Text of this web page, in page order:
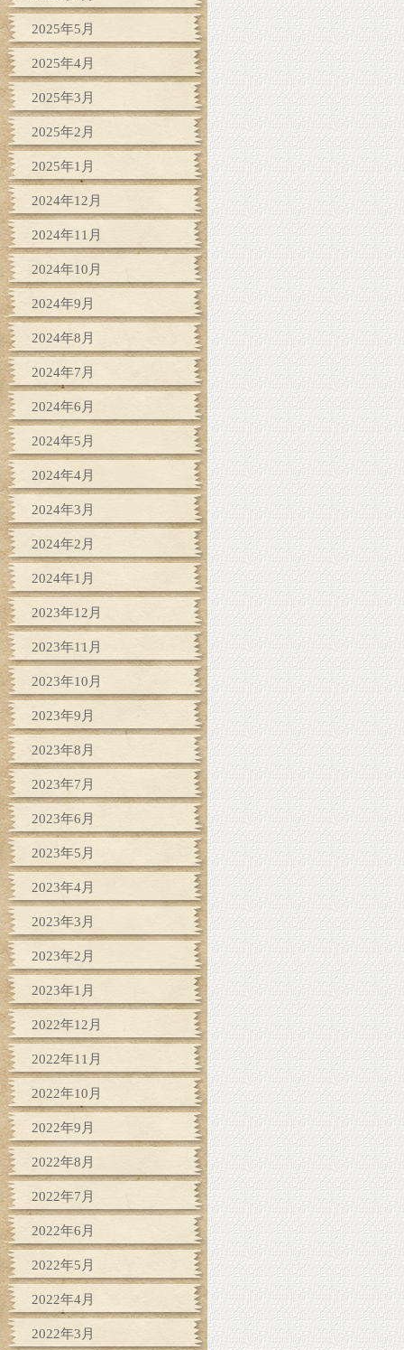
2025年5月
2025年4月
2025年3月
2025年2月
2025年1月
2024年12月
2024年11月
2024年10月
2024年9月
2024年8月
2024年7月
2024年6月
2024年5月
2024年4月
2024年3月
2024年2月
2024年1月
2023年12月
2023年11月
2023年10月
2023年9月
2023年8月
2023年7月
2023年6月
2023年5月
2023年4月
2023年3月
2023年2月
2023年1月
2022年12月
2022年11月
2022年10月
2022年9月
2022年8月
2022年7月
2022年6月
2022年5月
2022年4月
2022年3月